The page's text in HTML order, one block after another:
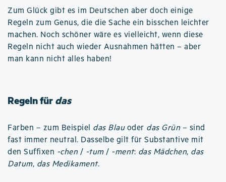
Zum Glück gibt es im Deutschen aber doch einige
Regeln zum Genus, die die Sache ein bisschen leichter
machen. Noch schöner wäre es vielleicht, wenn diese
Regeln nicht auch wieder Ausnahmen hätten – aber
man kann nicht alles haben!
Regeln fürdas
Farben – zum Beispiel das Blauoder das Grün – sind
fast immer neutral. Dasselbe gilt für Substantive mit
den Suffixen -chen / -tum/ -ment: das Mädchen, das
Datum, das Medikament.